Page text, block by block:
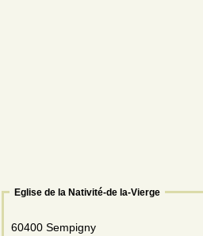
Eglise de la Nativité-de la-Vierge
60400 Sempigny